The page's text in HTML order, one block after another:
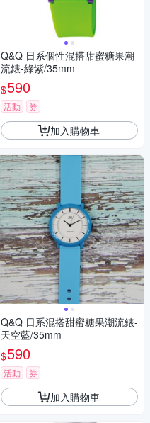
Q&Q 日系個性混搭甜蜜糖果潮
流錶-綠紫/35mm
$590
活動 券
加入購物車
Q&Q 日系混搭甜蜜糖果潮流錶-
天空藍/35mm
$590
活動 券
加入購物車